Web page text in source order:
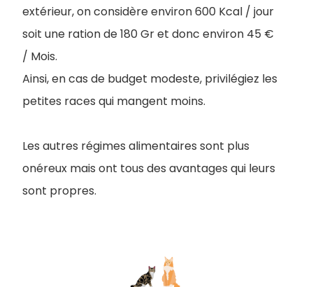
extérieur, on considère environ 600 Kcal / jour
soit une ration de 180 Gr et donc environ 45 €
/ Mois.
Ainsi, en cas de budget modeste, privilégiez les
petites races qui mangent moins.
Les autres régimes alimentaires sont plus
onéreux mais ont tous des avantages qui leurs
sont propres.